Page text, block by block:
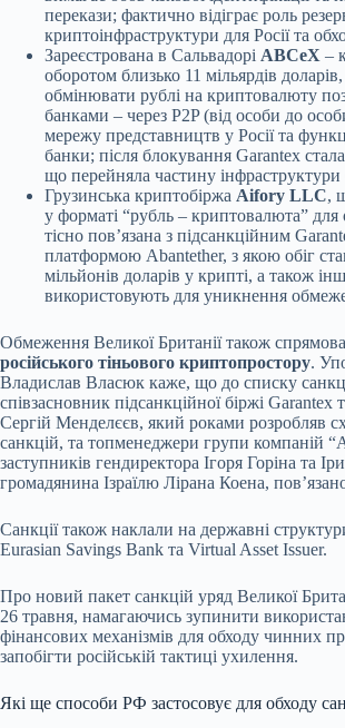
перекази; фактично відіграє роль
криптоінфраструктури для Росії та
Зареєстрована в Сальвадорі ABCeX –
оборотом близько 11 мільярдів
обмінювати рублі на криптовалюту
банками – через P2P (від особи до
мережу представництв у Росії та
банки; після блокування Garantex
що перейняла частину інфраструктури
Грузинська криптобіржа Aifory LLC,
у форматі “рубль – криптовалюта”
тісно пов’язана з підсанкційним
платформою Abantether, з якою обіг
мільйонів доларів у крипті, а також
використовують для уникнення
Обмеження Великої Британії також
російського тіньового криптопростору.
Владислав Власюк каже, що до списку
співзасновник підсанкційної біржі
Сергій Менделєєв, який роками розробляв
санкцій, та топменеджери групи компаній
заступників гендиректора Ігоря Горіна та
громадянина Ізраїлю Лірана Коена,
Санкції також наклали на державні
Eurasian Savings Bank та Virtual Asset Issuer.
Про новий пакет санкцій уряд Великої
26 травня, намагаючись зупинити
фінансових механізмів для обходу чинних
запобігти російській тактиці ухилення.
Які ще способи РФ застосовує для обходу